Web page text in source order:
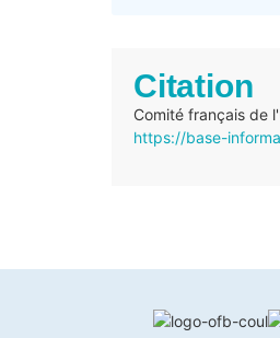
Citation
Comité français de
https://base-